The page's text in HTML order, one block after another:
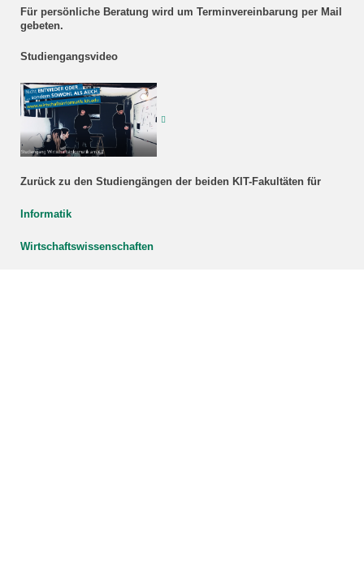
Für persönliche Beratung wird um Terminvereinbarung per Mail
gebeten.
Studiengangsvideo
Zurück zu den Studiengängen der beiden KIT-Fakultäten für
Informatik
Wirtschaftswissenschaften